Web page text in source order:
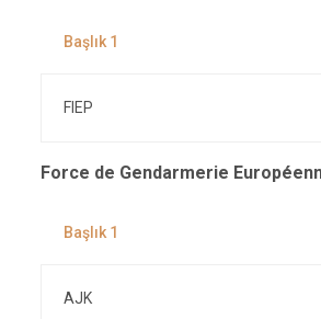
FIEP
Force de Gendarmerie
AJK